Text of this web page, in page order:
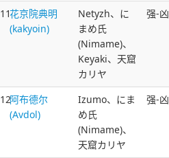
11花京院典明
(kakyoin)
Netyzh、に
まめ氏
(Nimame)、
Keyaki、天窟
カリヤ
强-凶
12阿布德尔
(Avdol)
Izumo、にま
め氏
(Nimame)、
天窟カリヤ
强-凶